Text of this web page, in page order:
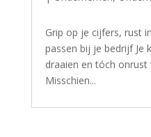
Grip op je cijfers, rust
passen bij je bedrijf Je
draaien en tóch onrust
Misschien...